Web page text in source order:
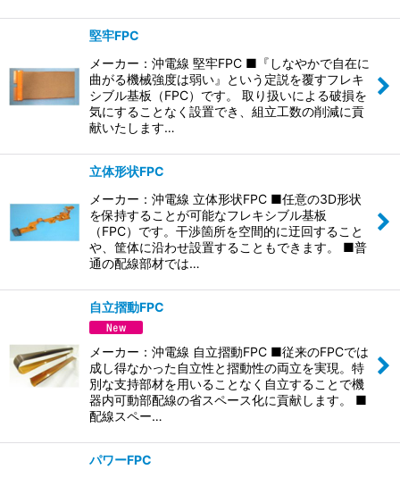
堅牢FPC
メーカー：沖電線 堅牢FPC ■『しなやかで自在に
曲がる機械強度は弱い』という定説を覆すフレキ
シブル基板（FPC）です。 取り扱いによる破損を
気にすることなく設置でき、組立工数の削減に貢
献いたします…
立体形状FPC
メーカー：沖電線 立体形状FPC ■任意の3D形状
を保持することが可能なフレキシブル基板
（FPC）です。干渉箇所を空間的に迂回すること
や、筐体に沿わせ設置することもできます。 ■普
通の配線部材では…
自立摺動FPC
メーカー：沖電線 自立摺動FPC ■従来のFPCでは
成し得なかった自立性と摺動性の両立を実現。特
別な支持部材を用いることなく自立することで機
器内可動部配線の省スペース化に貢献します。 ■
配線スペー…
パワーFPC